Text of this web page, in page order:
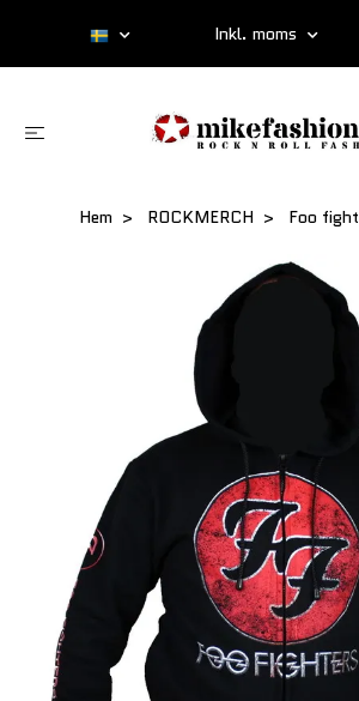
Inkl. moms
Hem ROCKMERCH Foo